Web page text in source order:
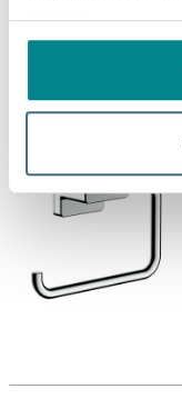
services.